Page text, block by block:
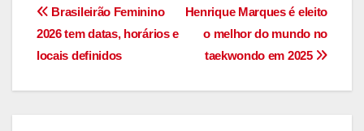
Navegação
de
Post
Henrique Marques é eleito
o melhor do mundo no
taekwondo em 2025
Brasileirão Feminino
2026 tem datas, horários e
locais definidos